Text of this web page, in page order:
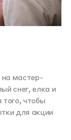
на мастер-
снег, елка и
чтобы
для акции